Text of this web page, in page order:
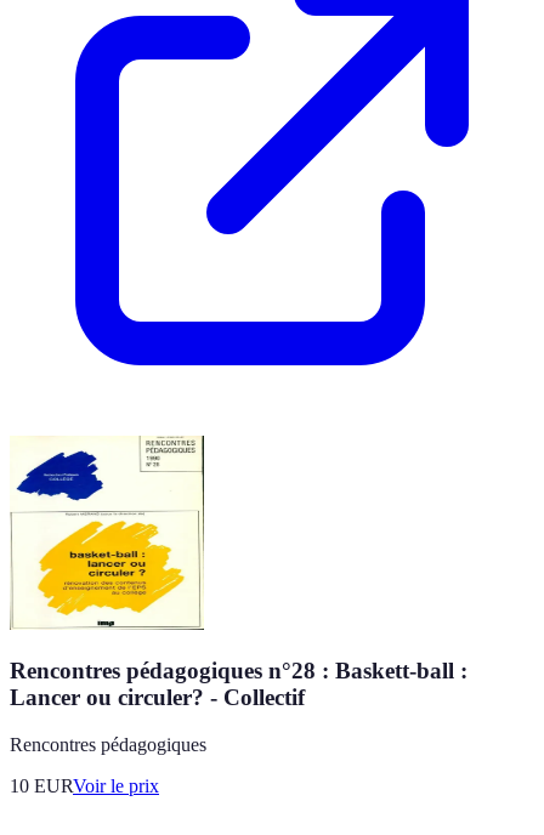
Rencontres pédagogiques n°28 : Baskett-ball :
Lancer ou circuler? - Collectif
Rencontres pédagogiques
10 EURVoir le prix